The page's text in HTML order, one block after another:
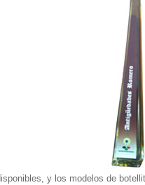
y los modelos de